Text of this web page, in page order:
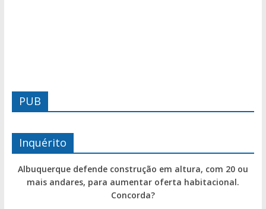
PUB
Inquérito
Albuquerque defende construção em altura, com 20 ou
mais andares, para aumentar oferta habitacional.
Concorda?